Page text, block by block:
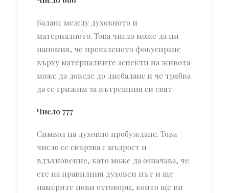
Баланс между духовното и
материалното. Това число може да ни
напомня, че прекаленото фокусиране
върху материалните аспекти на живота
може да доведе до дисбаланс и че трябва
да се грижим за вътрешния си свят.
Число 777
Символ на духовно пробуждане. Това
число се свързва с мъдрост и
вдъхновение, като може да означава, че
сте на правилния духовен път и ще
намерите нови отговори, които ще ви